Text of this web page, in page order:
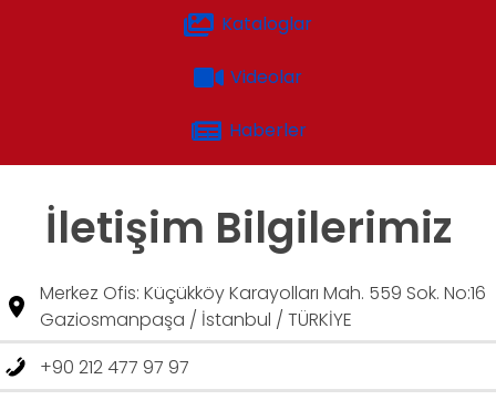
Kataloglar
Videolar
Haberler
İletişim Bilgilerimiz
Merkez Ofis: Küçükköy Karayolları Mah. 559 Sok. No:16
Gaziosmanpaşa / İstanbul / TÜRKİYE
+90 212 477 97 97